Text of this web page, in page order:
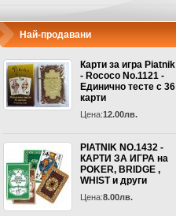
Най-продавани
Карти за игра Piatnik
- Rococo No.1121 -
Единично тесте с 36
карти
Цена:12.00лв.
PIATNIK NO.1432 -
КАРТИ ЗА ИГРА на
POKER, BRIDGE ,
WHIST и други
Цена:8.00лв.